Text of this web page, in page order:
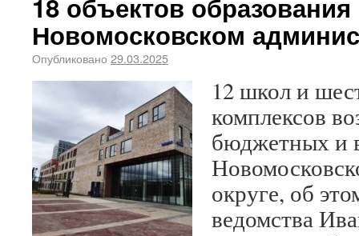
18 объектов
Новомосковском
Опубликовано 29.03.2025
12 школ и
комплексов
бюджетных и
округе, об
ведомства